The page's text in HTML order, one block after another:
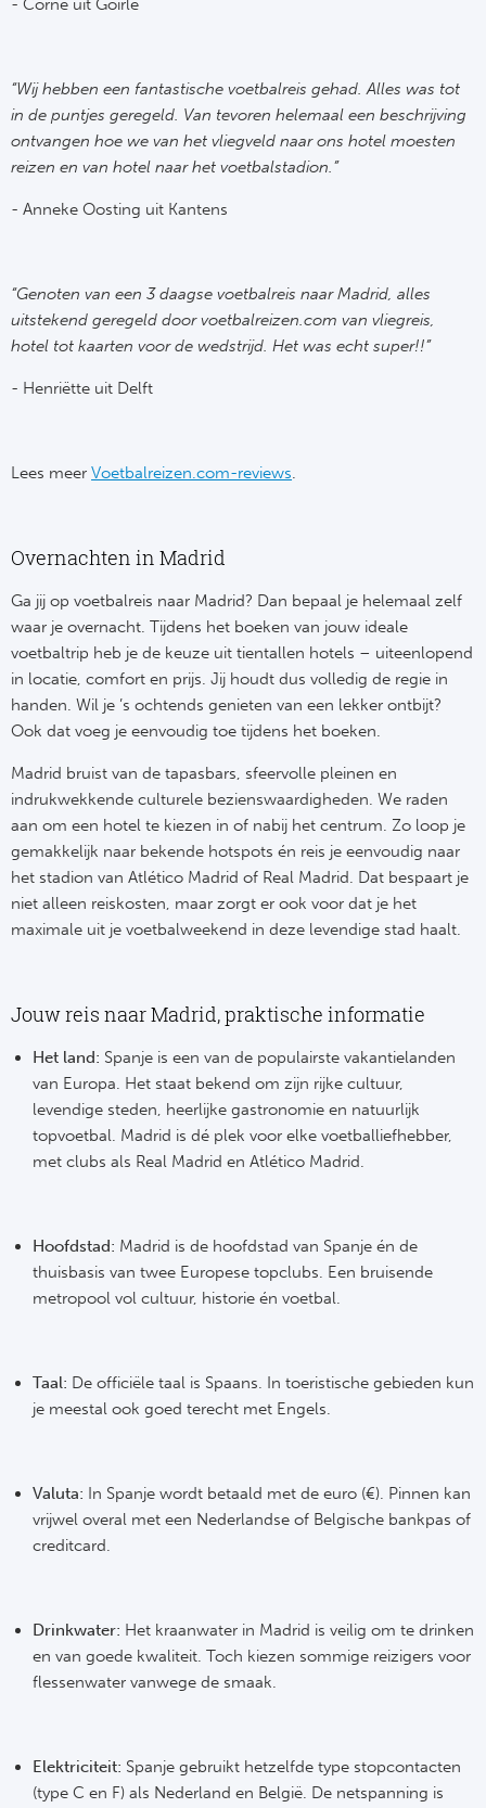
- Corné uit Goirle
“Wij hebben een fantastische voetbalreis gehad. Alles was tot
in de puntjes geregeld. Van tevoren helemaal een beschrijving
ontvangen hoe we van het vliegveld naar ons hotel moesten
reizen en van hotel naar het voetbalstadion.”
- Anneke Oosting uit Kantens
“Genoten van een 3 daagse voetbalreis naar Madrid, alles
uitstekend geregeld door voetbalreizen.com van vliegreis,
hotel tot kaarten voor de wedstrijd. Het was echt super!!”
- Henriëtte uit Delft
Lees meerVoetbalreizen.com-reviews.
Overnachten in Madrid
Ga jij op voetbalreis naar Madrid? Dan bepaal je helemaal zelf
waar je overnacht. Tijdens het boeken van jouw ideale
voetbaltrip heb je de keuze uit tientallen hotels – uiteenlopend
in locatie, comfort en prijs. Jij houdt dus volledig de regie in
handen. Wil je ’s ochtends genieten van een lekker ontbijt?
Ook dat voeg je eenvoudig toe tijdens het boeken.
Madrid bruist van de tapasbars, sfeervolle pleinen en
indrukwekkende culturele bezienswaardigheden. We raden
aan om een hotel te kiezen in of nabij het centrum. Zo loop je
gemakkelijk naar bekende hotspots én reis je eenvoudig naar
het stadion van Atlético Madrid of Real Madrid. Dat bespaart je
niet alleen reiskosten, maar zorgt er ook voor dat je het
maximale uit je voetbalweekend in deze levendige stad haalt.
Jouw reis naar Madrid, praktische informatie
Het land: Spanje is een van de populairste vakantielanden
van Europa. Het staat bekend om zijn rijke cultuur,
levendige steden, heerlijke gastronomie en natuurlijk
topvoetbal. Madrid is dé plek voor elke voetballiefhebber,
met clubs als Real Madrid en Atlético Madrid.
Hoofdstad: Madrid is de hoofdstad van Spanje én de
thuisbasis van twee Europese topclubs. Een bruisende
metropool vol cultuur, historie én voetbal.
Taal: De officiële taal is Spaans. In toeristische gebieden kun
je meestal ook goed terecht met Engels.
Valuta: In Spanje wordt betaald met de euro (€). Pinnen kan
vrijwel overal met een Nederlandse of Belgische bankpas of
creditcard.
Drinkwater: Het kraanwater in Madrid is veilig om te drinken
en van goede kwaliteit. Toch kiezen sommige reizigers voor
flessenwater vanwege de smaak.
Elektriciteit: Spanje gebruikt hetzelfde type stopcontacten
(type C en F) als Nederland en België. De netspanning is